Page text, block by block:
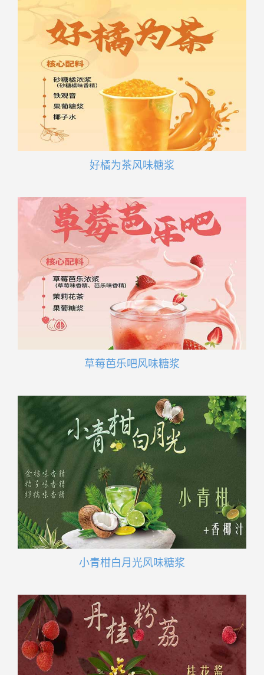
好橘为茶风味糖浆
草莓芭乐吧风味糖浆
小青柑白月光风味糖浆